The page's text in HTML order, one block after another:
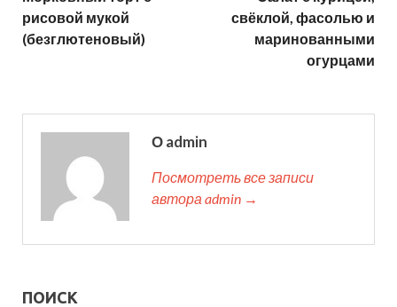
рисовой мукой
(безглютеновый)
свёклой, фасолью и
маринованными
огурцами
О admin
Посмотреть все записи
автора admin →
ПОИСК